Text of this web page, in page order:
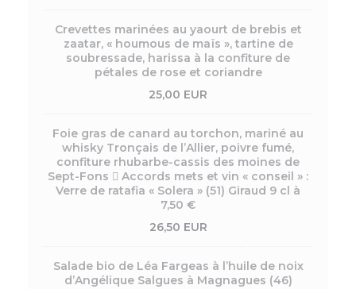
Crevettes marinées au yaourt de brebis et
zaatar, « houmous de maïs », tartine de
soubressade, harissa à la confiture de
pétales de rose et coriandre
25,00 EUR
Foie gras de canard au torchon, mariné au
whisky Tronçais de l’Allier, poivre fumé,
confiture rhubarbe-cassis des moines de
Sept-Fons  Accords mets et vin « conseil » :
Verre de ratafia « Solera » (51) Giraud 9 cl à
7,50 €
26,50 EUR
Salade bio de Léa Fargeas à l’huile de noix
d’Angélique Salgues à Magnagues (46)